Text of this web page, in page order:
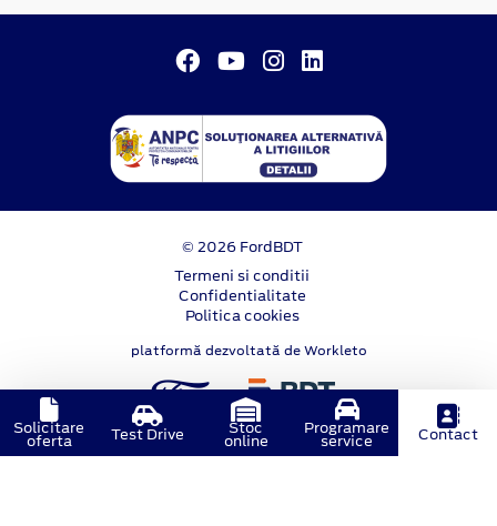
© 2026 FordBDT
Termeni si conditii
Confidentialitate
Politica cookies
platformă dezvoltată de Workleto
Solicitare
oferta Test Drive Stoc
online
Programare
service Contact